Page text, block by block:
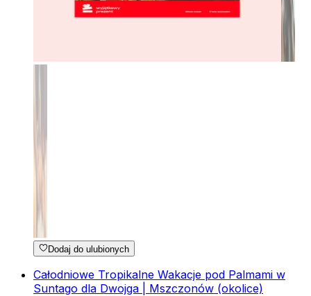
Dodaj do ulubionych
Całodniowe Tropikalne Wakacje pod Palmami w
Suntago dla Dwojga | Mszczonów (okolice)